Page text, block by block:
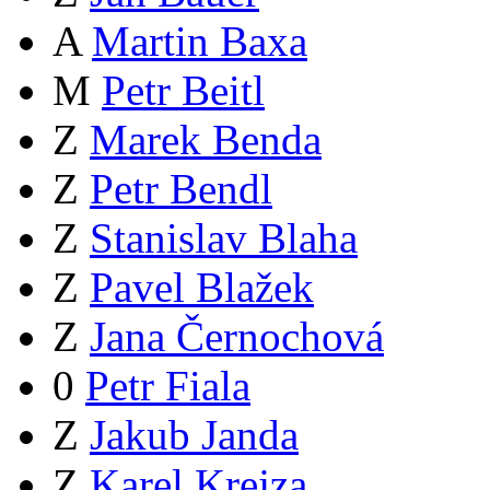
A Martin Baxa
M Petr Beitl
Z Marek Benda
Z Petr Bendl
Z Stanislav Blaha
Z Pavel Blažek
Z Jana Černochová
0 Petr Fiala
Z Jakub Janda